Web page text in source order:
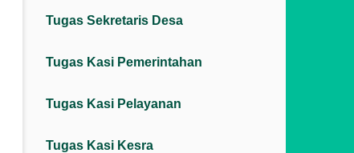
Tugas Sekretaris Desa
Tugas Kasi Pemerintahan
Tugas Kasi Pelayanan
Tugas Kasi Kesra